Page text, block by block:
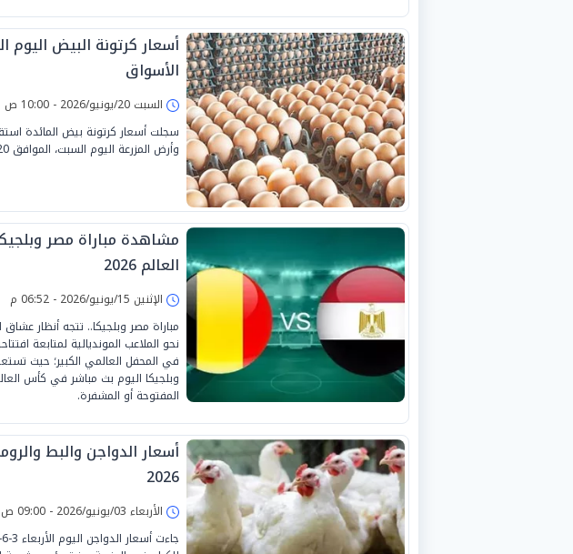
الأسواق
السبت 20/يونيو/2026 - 10:00 ص
سجلت أسعار كرتونة بيض المائدة
وأرض المزرعة اليوم السبت، الموافق 20 يونيو 2026.
مشاهدة مباراة مصر
العالم 2026
الإثنين 15/يونيو/2026 - 06:52 م
مباراة مصر وبلجيكا.. تتجه أنظار
نحو الملاعب المونديالية لمتابعة
في المحفل العالمي الكبير؛ حيث
المفتوحة أو المشفرة.
2026
الأربعاء 03/يونيو/2026 - 09:00 ص